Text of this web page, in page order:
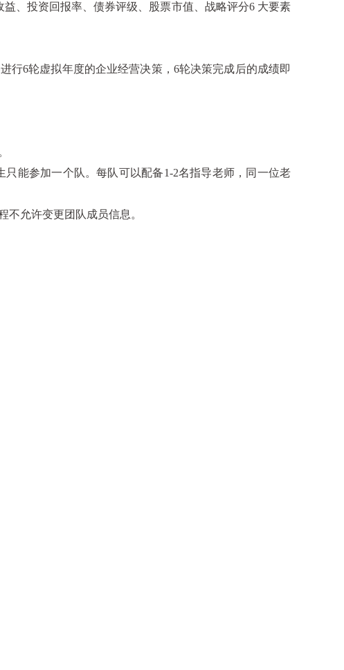
、投资回报率、债券评级、股票市值、战略评分6 大要素
行6轮虚拟年度的企业经营决策， 6轮决策完成后的成绩即
只能参加一个队。每队可以配备1-2名指导老师，同一位老
不允许变更团队成员信息。